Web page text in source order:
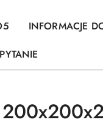
INFORMACJE